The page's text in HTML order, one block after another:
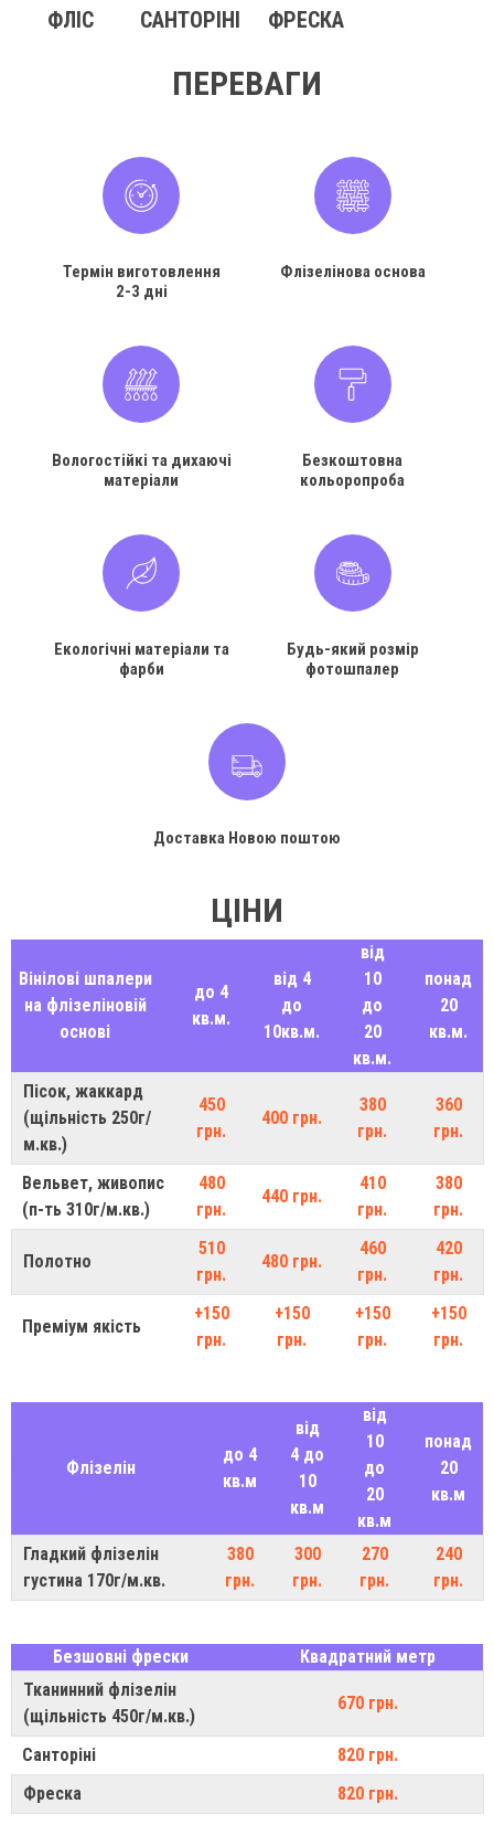
ФЛІС САНТОРІНІ ФРЕСКА
ПЕРЕВАГИ
Термін виготовлення
2-3 дні
Флізелінова основа
Вологостійкі та дихаючі
матеріали
Безкоштовна
кольоропроба
Екологічні матеріали та
фарби
Будь-який розмір
фотошпалер
Доставка Новою поштою
ЦІНИ
Вінілові шпалери
на флізеліновій
основі
до 4
кв.м.
від 4
до
10кв.м.
від
10
до
20
кв.м.
понад
20
кв.м.
Пісок, жаккард
(щільність 250г/
м.кв.)
450
грн.
400 грн.
380
грн.
360
грн.
Вельвет, живопис
(п-ть 310г/м.кв.)
480
грн.
440 грн.
410
грн.
380
грн.
Полотно
510
грн.
480 грн.
460
грн.
420
грн.
Преміум якість
+150
грн.
+150
грн.
+150
грн.
+150
грн.
Флізелін
до 4
кв.м
від
4 до
10
кв.м
від
10
до
20
кв.м
понад
20
кв.м
Гладкий флізелін
густина 170г/м.кв.
380
грн.
300
грн.
270
грн.
240
грн.
Безшовні фрески
Квадратний метр
Тканинний флізелін
(щільність 450г/м.кв.)
670 грн.
Санторіні
820 грн.
Фреска
820 грн.